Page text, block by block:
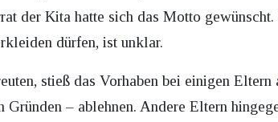
der Kita hatte sich das Motto gewünscht.
dürfen, ist unklar.
stieß das Vorhaben bei einigen
– ablehnen. Andere Eltern